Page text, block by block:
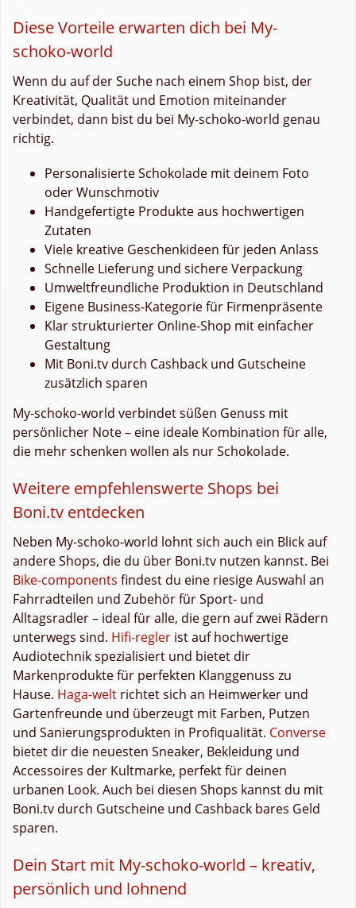
Diese Vorteile erwarten dich bei My-
schoko-world
Wenn du auf der Suche nach einem Shop bist, der
Kreativität, Qualität und Emotion miteinander
verbindet, dann bist du bei My-schoko-world genau
richtig.
Personalisierte Schokolade mit deinem Foto
oder Wunschmotiv
Handgefertigte Produkte aus hochwertigen
Zutaten
Viele kreative Geschenkideen für jeden Anlass
Schnelle Lieferung und sichere Verpackung
Umweltfreundliche Produktion in Deutschland
Eigene Business-Kategorie für Firmenpräsente
Klar strukturierter Online-Shop mit einfacher
Gestaltung
Mit Boni.tv durch Cashback und Gutscheine
zusätzlich sparen
My-schoko-world verbindet süßen Genuss mit
persönlicher Note – eine ideale Kombination für alle,
die mehr schenken wollen als nur Schokolade.
Weitere empfehlenswerte Shops bei
Boni.tv entdecken
Neben My-schoko-world lohnt sich auch ein Blick auf
andere Shops, die du über Boni.tv nutzen kannst. Bei
Bike-components findest du eine riesige Auswahl an
Fahrradteilen und Zubehör für Sport- und
Alltagsradler – ideal für alle, die gern auf zwei Rädern
unterwegs sind. Hifi-regler ist auf hochwertige
Audiotechnik spezialisiert und bietet dir
Markenprodukte für perfekten Klanggenuss zu
Hause. Haga-welt richtet sich an Heimwerker und
Gartenfreunde und überzeugt mit Farben, Putzen
und Sanierungsprodukten in Profiqualität. Converse
bietet dir die neuesten Sneaker, Bekleidung und
Accessoires der Kultmarke, perfekt für deinen
urbanen Look. Auch bei diesen Shops kannst du mit
Boni.tv durch Gutscheine und Cashback bares Geld
sparen.
Dein Start mit My-schoko-world – kreativ,
persönlich und lohnend